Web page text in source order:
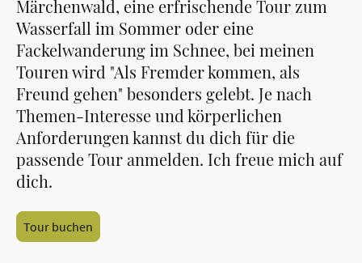
Märchenwald, eine erfrischende Tour zum
Wasserfall im Sommer oder eine
Fackelwanderung im Schnee, bei meinen
Touren wird "Als Fremder kommen, als
Freund gehen" besonders gelebt. Je nach
Themen-Interesse und körperlichen
Anforderungen kannst du dich für die
passende Tour anmelden. Ich freue mich auf
dich.
Tour buchen